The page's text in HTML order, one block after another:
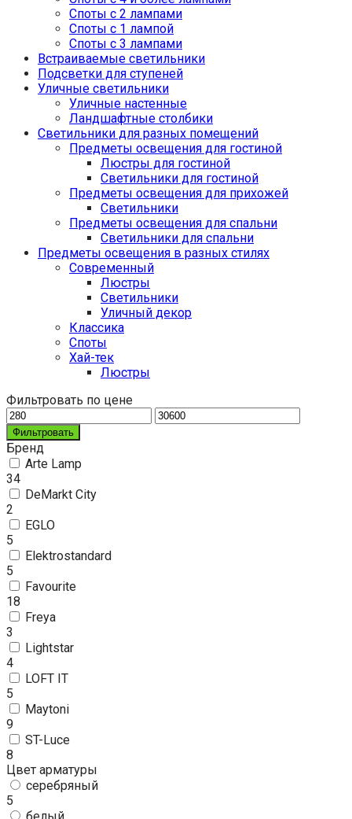
Споты с 2 лампами
Споты с 1 лампой
Споты с 3 лампами
Встраиваемые светильники
Подсветки для ступеней
Уличные светильники
Уличные настенные
Ландшафтные столбики
Светильники для разных помещений
Предметы освещения для гостиной
Люстры для гостиной
Светильники для гостиной
Предметы освещения для прихожей
Светильники
Предметы освещения для спальни
Светильники для спальни
Предметы освещения в разных стилях
Cовременный
Люстры
Светильники
Уличный декор
Классика
Споты
Хай-тек
Люстры
Фильтровать по цене
Фильтровать
Бренд
Arte Lamp
34
DeMarkt City
2
EGLO
5
Elektrostandard
5
Favourite
18
Freya
3
Lightstar
4
LOFT IT
5
Maytoni
9
ST-Luce
8
Цвет арматуры
серебряный
5